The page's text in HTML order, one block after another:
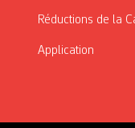
Réductions de la
Application